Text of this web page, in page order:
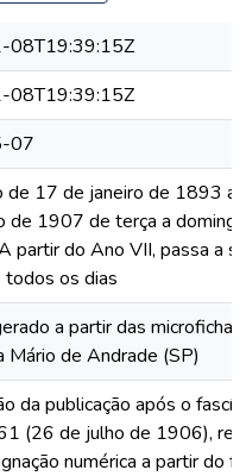
08T19:39:15Z
08T19:39:15Z
07
de 17 de janeiro de 1893 a
de 1907 de terça a
partir do Ano VII, passa a
todos os dias
a partir das
Mário de Andrade (SP)
da publicação após o
(26 de julho de 1906),
numérica a partir do